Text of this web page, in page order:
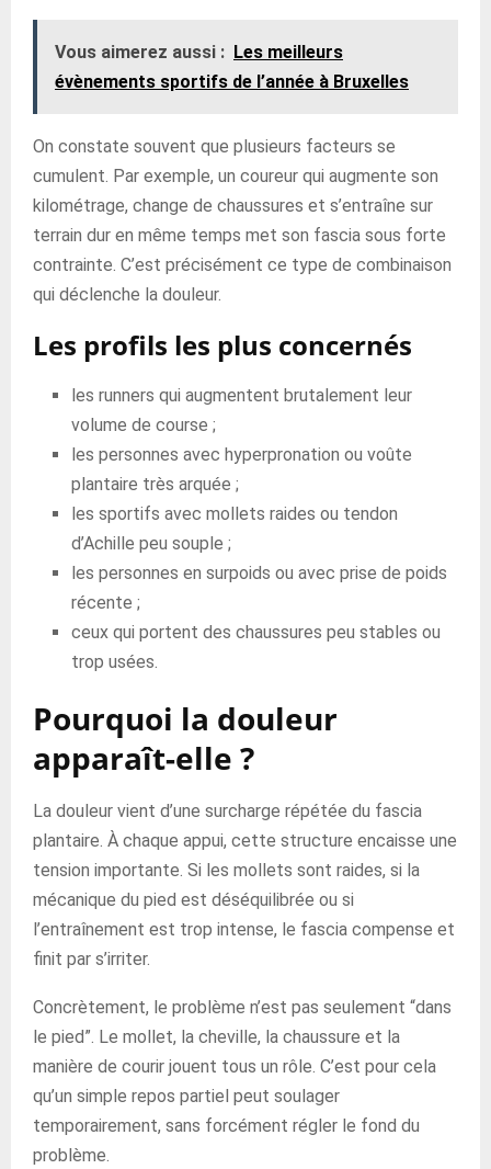
Vous aimerez aussi : Les meilleurs
évènements sportifs de l’année à Bruxelles
On constate souvent que plusieurs facteurs se
cumulent. Par exemple, un coureur qui augmente son
kilométrage, change de chaussures et s’entraîne sur
terrain dur en même temps met son fascia sous forte
contrainte. C’est précisément ce type de combinaison
qui déclenche la douleur.
Les profils les plus concernés
les runners qui augmentent brutalement leur
volume de course ;
les personnes avec hyperpronation ou voûte
plantaire très arquée ;
les sportifs avec mollets raides ou tendon
d’Achille peu souple ;
les personnes en surpoids ou avec prise de poids
récente ;
ceux qui portent des chaussures peu stables ou
trop usées.
Pourquoi la douleur
apparaît-elle ?
La douleur vient d’une surcharge répétée du fascia
plantaire. À chaque appui, cette structure encaisse une
tension importante. Si les mollets sont raides, si la
mécanique du pied est déséquilibrée ou si
l’entraînement est trop intense, le fascia compense et
finit par s’irriter.
Concrètement, le problème n’est pas seulement “dans
le pied”. Le mollet, la cheville, la chaussure et la
manière de courir jouent tous un rôle. C’est pour cela
qu’un simple repos partiel peut soulager
temporairement, sans forcément régler le fond du
problème.